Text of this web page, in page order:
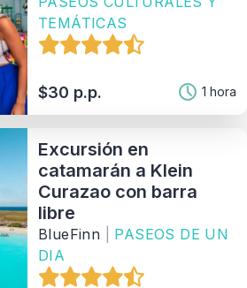
TEMÁTICAS
$30 p.p. 1 hora
Excursión en
catamarán a Klein
Curazao con barra
libre
BlueFinn
PASEOS DE UN
DIA